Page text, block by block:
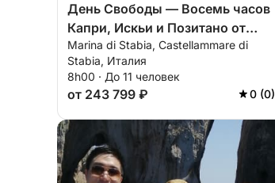
День Свободы — Восемь часов
Капри, Искьи и Позитано от
Марина ди Стабия
Marina di Stabia, Castellammare di
Stabia, Италия
8h00 · До 11 человек
от 243 799 ₽ 0 (0)